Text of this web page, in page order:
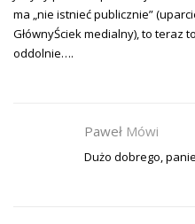
ma „nie istnieć publicznie”
GłównyŚciek medialny), to teraz
oddolnie….
Paweł Mówi
Dużo dobrego,